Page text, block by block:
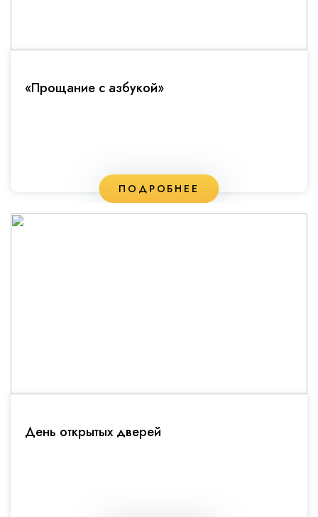
«Прощание с азбукой»
ПОДРОБНЕЕ
День открытых дверей